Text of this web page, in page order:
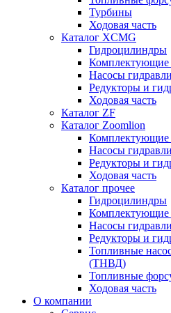
Турбины
Ходовая часть
Каталог XCMG
Гидроцилиндры
Комплектующие
Насосы
Редукторы и
Ходовая часть
Каталог ZF
Каталог Zoomlion
Комплектующие
Насосы
Редукторы и
Ходовая часть
Каталог прочее
Гидроцилиндры
Комплектующие
Насосы
Редукторы и
Топливные
(ТНВД)
Топливные
Ходовая часть
О компании